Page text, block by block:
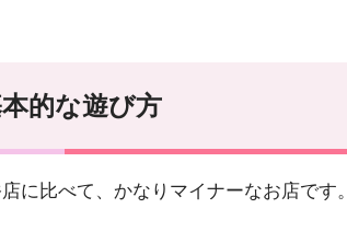
的な遊び方
に比べて、かなりマイナーなお店です。